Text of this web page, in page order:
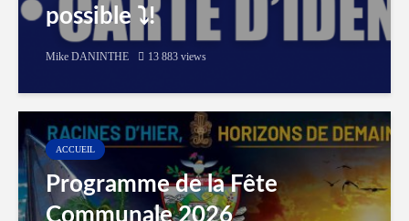
possible ⤵️!
Mike DANINTHE 13 883 views
ACCUEIL
Programme de la Fête
Communale 2026